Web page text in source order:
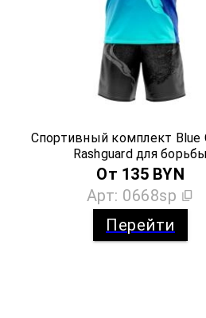
Спортивный комплект Blue
Rashguard для борьбы
От 135BYN
Арт: 0668sp
Перейти